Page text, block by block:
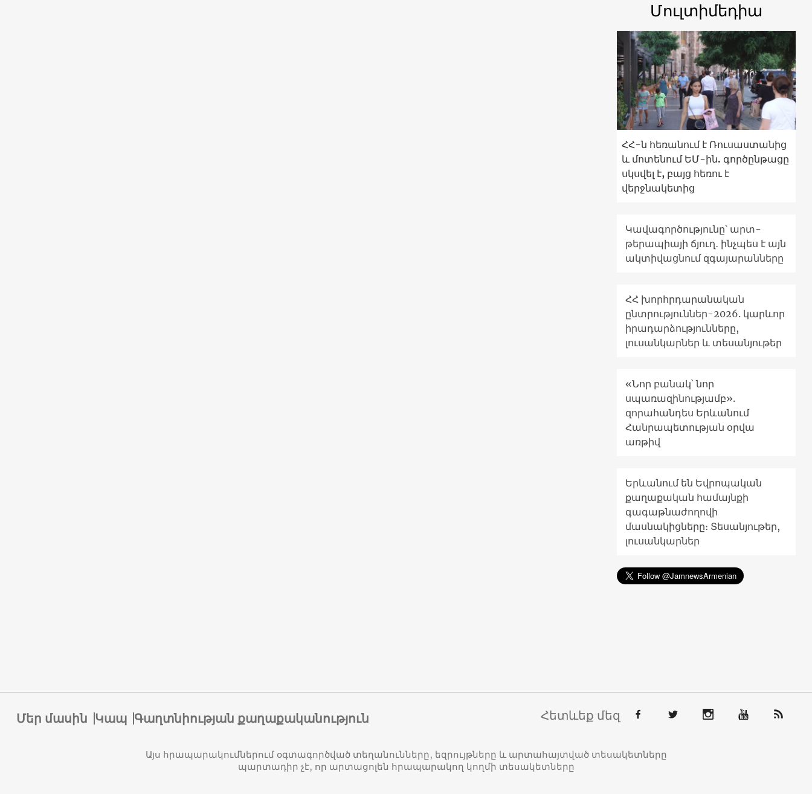
Մուլտիմեդիա
ՀՀ-ն հեռանում է Ռուսաստանից
և մոտենում ԵՄ-ին. գործընթացը
սկսվել է, բայց հեռու է
վերջնակետից
Կավագործությունը՝ արտ-
թերապիայի ճյուղ․ ինչպես է այն
ակտիվացնում զգայարանները
ՀՀ խորհրդարանական
ընտրություններ-2026. կարևոր
իրադարձությունները,
լուսանկարներ և տեսանյութեր
«Նոր բանակ՝ նոր
սպառազինությամբ».
զորահանդես Երևանում
Հանրապետության օրվա
առթիվ
Երևանում են Եվրոպական
քաղաքական համայնքի
գագաթնաժողովի
մասնակիցները։ Տեսանյութեր,
լուսանկարներ
Մեր մասին Կապ Գաղտնիության քաղաքականություն Հետևեք մեզ
Այս հրապարակումներում օգտագործված տեղանունները, եզրույթները և արտահայտված տեսակետները
պարտադիր չէ, որ արտացոլեն հրապարակող կողմի տեսակետները